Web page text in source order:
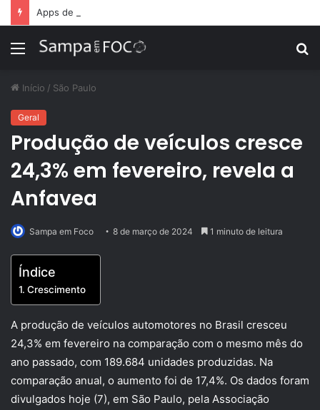
Menu
Início / São Paulo
Geral
Produção de veículos cresce
24,3% em fevereiro, revela a
Anfavea
Sampa em Foco 8 de março de 2024 1 minuto de leitura
Índice
Crescimento
A produção de veículos automotores no Brasil cresceu
24,3% em fevereiro na comparação com o mesmo mês do
ano passado, com 189.684 unidades produzidas. Na
comparação anual, o aumento foi de 17,4%. Os dados foram
divulgados hoje (7), em São Paulo, pela Associação